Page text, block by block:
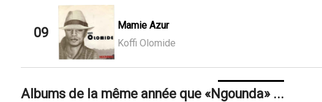
09
Mamie Azur
Koffi Olomide
Albums de la même année que Ngounda ...